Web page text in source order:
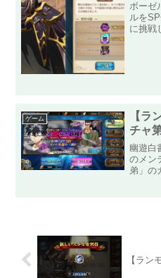
ボーゼ
ルを
に挑戦
ゲーム
【ラ
チャ
幽遊白
のメン
弟」の
【ラン